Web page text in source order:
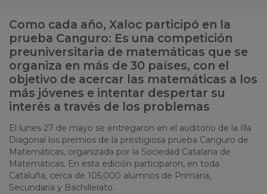
Como cada año, Xaloc participó en la
prueba Canguro: Es una competición
preuniversitaria de matemáticas que se
organiza en más de 30 países, con el
objetivo de acercar las matemáticas a los
más jóvenes e intentar despertar su
interés a través de los problemas
El lunes 27 de mayo se entregaron en el auditorio de la Illa
Diagonal los premios de la prestigiosa prueba Canguro de
Matemáticas, organizada por la Sociedad Catalana de
Matemáticas. En esta edición participaron, en toda
Cataluña, cerca de 105,000 alumnos de Primaria,
Secundaria y Bachillerato.